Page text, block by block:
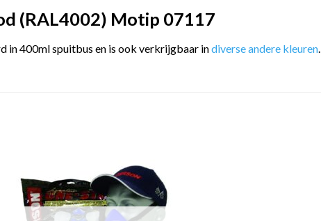
(RAL4002) Motip 07117
in 400ml spuitbus en is ook verkrijgbaar indiverse andere kleuren.